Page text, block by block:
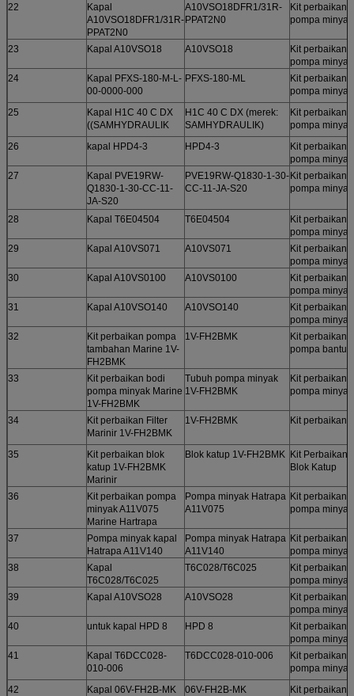
22
Kapal
A10VSO18DFR1/31R-
PPAT2N0
A10VSO18DFR1/31R-
PPAT2N0
Kit perbaikan
pompa minyak
23 Kapal A10VSO18 A10VSO18
Kit perbaikan
pompa minyak
24
Kapal PFXS-180-M-L-
00-0000-000
PFXS-180-ML
Kit perbaikan
pompa minyak
25
Kapal H1C 40 C DX
((SAMHYDRAULIK
H1C 40 C DX (merek:
SAMHYDRAULIK)
Kit perbaikan
pompa minyak
26
kapal HPD4-3 HPD4-3
Kit perbaikan
pompa minyak
27
Kapal PVE19RW-
Q1830-1-30-CC-11-
JA-S20
PVE19RW-Q1830-1-30-
CC-11-JA-S20
Kit perbaikan
pompa minyak
28 Kapal T6E04504 T6E04504
Kit perbaikan
pompa minyak
29
Kapal A10VS071 A10VS071
Kit perbaikan
pompa minyak
30
Kapal A10VS0100 A10VS0100
Kit perbaikan
pompa minyak
31
Kapal A10VSO140 A10VSO140
Kit perbaikan
pompa minyak
32
Kit perbaikan pompa
tambahan Marine 1V-
FH2BMK
1V-FH2BMK
Kit perbaikan
pompa bantu
33
Kit perbaikan bodi
pompa minyak Marine
1V-FH2BMK
Tubuh pompa minyak
1V-FH2BMK
Kit perbaikan
pompa minyak
34
Kit perbaikan Filter
Marinir 1V-FH2BMK
1V-FH2BMK Kit perbaikan
35
Kit perbaikan blok
katup 1V-FH2BMK
Marinir
Blok katup 1V-FH2BMK Kit Perbaikan
Blok Katup
36
Kit perbaikan pompa
minyak A11V075
Marine Hartrapa
Pompa minyak Hatrapa
A11V075
Kit perbaikan
pompa minyak
37
Pompa minyak kapal
Hatrapa A11V140
Pompa minyak Hatrapa
A11V140
Kit perbaikan
pompa minyak
38
Kapal
T6C028/T6C025
T6C028/T6C025
Kit perbaikan
pompa minyak
39
Kapal A10VSO28 A10VSO28
Kit perbaikan
pompa minyak
40
untuk kapal HPD 8 HPD 8
Kit perbaikan
pompa minyak
41
Kapal T6DCC028-
010-006
T6DCC028-010-006
Kit perbaikan
pompa minyak
42
Kapal 06V-FH2B-MK 06V-FH2B-MK Kit perbaikan